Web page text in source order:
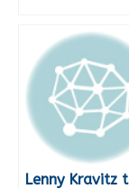
Lenny Kravitz